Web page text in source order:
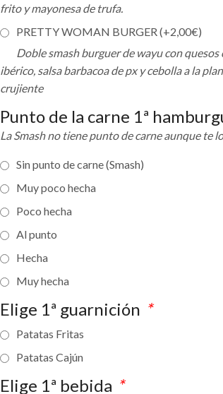
frito y mayonesa de trufa.
PRETTY WOMAN BURGER (+2,00€)
Doble smash burguer de wayu con
ibérico, salsa barbacoa de px y cebolla a la
crujiente
Punto de la carne 1ª
La Smash no tiene punto de carne aunque te
Sin punto de carne (Smash)
Muy poco hecha
Poco hecha
Al punto
Hecha
Muy hecha
Elige 1ª guarnición *
Patatas Fritas
Patatas Cajún
Elige 1ª bebida *